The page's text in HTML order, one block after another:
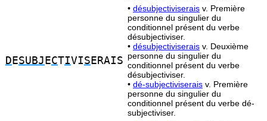
D ESUBJ ECTIVIS ERAIS
• désubjectiviserais v. Première
personne du singulier du
conditionnel présent du verbe
désubjectiviser.
• désubjectiviserais v. Deuxième
personne du singulier du
conditionnel présent du verbe
désubjectiviser.
• dé-subjectiviserais v. Première
personne du singulier du
conditionnel présent du verbe dé-
subjectiviser.